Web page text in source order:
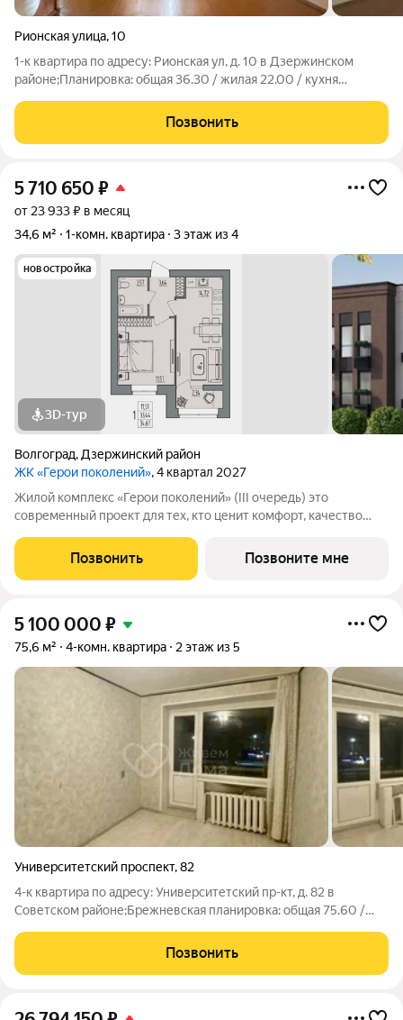
Рионская улица,10
1-к квартира по адресу: Рионская ул, д. 10 в Дзержинском
районе;Планировка: общая 36.30 / жилая 22.00 / кухня
не угловая, окна выходят во двор на тихую улицуУсловия
продажи: 1 собственник,
Позвонить
5 710 650 ₽
от 23 933 ₽ в месяц
34,6 м²
1-комн. квартира 3 этаж из 4
новостройка
3D-тур
Волгоград, Дзержинский район
ЖК «Герои поколений», 4 квартал 2027
Жилой комплекс «Герои поколений» (III очередь) это
современный проект для тех, кто ценит комфорт, качество
сочетает малоэтажную застройку, продуманную
инфраструктуру и приватную атмосферу.
Позвонить Позвоните мне
5 100 000 ₽
75,6 м² 4-комн. квартира 2 этаж из 5
Университетский проспект,82
4-к квартира по адресу: Университетский пр-кт, д. 82 в
Советском районе;Брежневская планировка: общая 75.60 /
+ 22.4 метровКвартира в хорошем состоянии. На полу
линолеум. Раздельный
Позвонить